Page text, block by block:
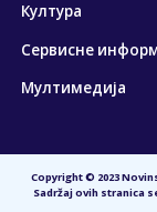
Култура
Сервисне
Мултимедија
Copyright © 2023
Sadržaj ovih stranica